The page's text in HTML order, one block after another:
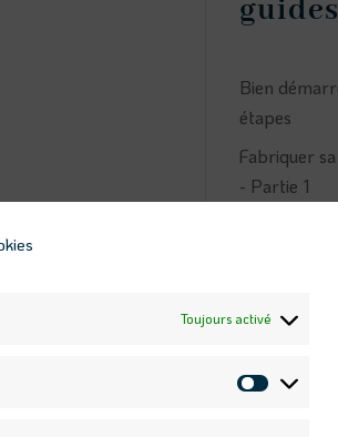
Toujours activé
Bien
étapes
Fabriquer
- Partie 1
Suivez
réseaux